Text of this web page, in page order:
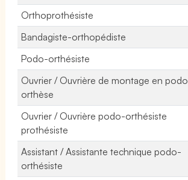
Orthoprothésiste
Bandagiste-orthopédiste
Podo-orthésiste
Ouvrier / Ouvrière de montage en podo
orthèse
Ouvrier / Ouvrière podo-orthésiste
prothésiste
Assistant / Assistante technique podo-
orthésiste